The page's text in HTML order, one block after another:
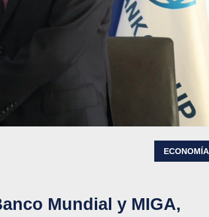
ECONOMÍA
Mundial y MIGA,